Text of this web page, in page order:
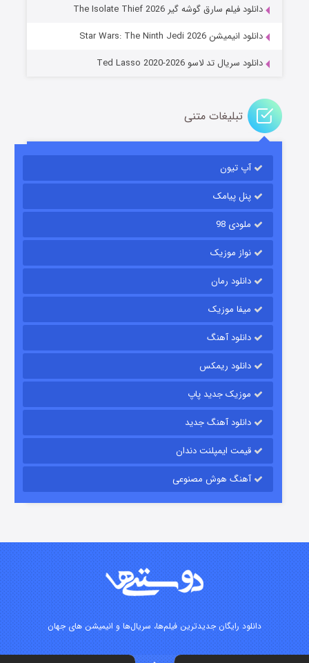
قسمت۶ (زیرنویس) منتشر شد
قسمت
قسمت۱۵ (دوبله) منتشر شد
دانلود فیلم سارق گوشه گیر The Isolate Thief 2026
دانلود انیمیشن Star Wars: The Ninth Jedi 2026
دانلود سریال تد لاسو Ted Lasso 2020-2026
تبلیغات متنی
آپ تیون
پنل پیامک
ملودی 98
نواز موزیک
دانلود رمان
میفا موزیک
دانلود آهنگ
دانلود ریمکس
موزیک جدید پاپ
دانلود آهنگ جدید
قیمت ایمپلنت دندان
آهنگ هوش مصنوعی
دانلود رایگان جدیدترین فیلم‌ها، سریال‌ها و انیمیشن های جهان